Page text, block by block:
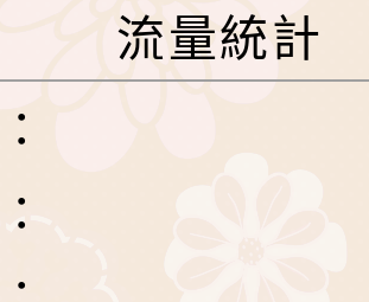
reurl.cc/
問題支持資源中
市114學年度
魏氏五版寒假
複訓暨魏氏五
析培訓研習」之
農業部酪農產業
宣導推廣圖卡
園市政府LED
LCD託播影（
兒少性剝削防
府家庭暴力暨
心依常見案例製
園市政府「
空)演習執行計
桃園市政府家庭
流量統計